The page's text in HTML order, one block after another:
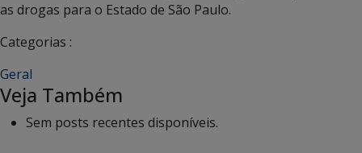
as drogas para o Estado de São Paulo.
Categorias :
Geral
Veja Também
Sem posts recentes disponíveis.